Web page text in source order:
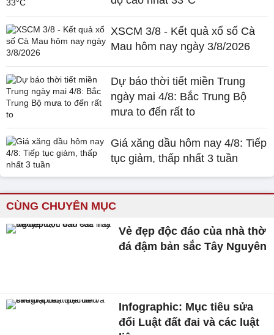
XSCM 3/8 - Kết quả xổ số Cà
Mau hôm nay ngày 3/8/2026
Dự báo thời tiết miền Trung
ngày mai 4/8: Bắc Trung Bộ
mưa to đến rất to
Giá xăng dầu hôm nay 4/8: Tiếp
tục giảm, thấp nhất 3 tuần
CÙNG CHUYÊN MỤC
Vẻ đẹp độc đáo của nhà thờ
đá đậm bản sắc Tây Nguyên
Infographic: Mục tiêu sửa
đổi Luật đất đai và các luật